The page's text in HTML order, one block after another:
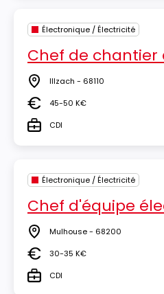
Électronique / Électricité
Chef de chantier
Lieu Illzach - 68110
Salaire45-50 K€
TypeCDI
Électronique / Électricité
Chef d'équipe
Lieu Mulhouse - 68200
Salaire30-35 K€
TypeCDI